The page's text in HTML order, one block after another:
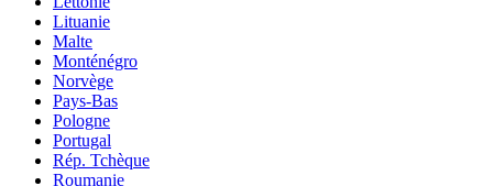
Lituanie
Malte
Monténégro
Norvège
Pays-Bas
Pologne
Portugal
Rép. Tchèque
Roumanie